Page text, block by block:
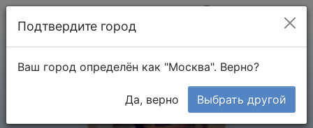
Подтвердите город
Ваш город определён как "Москва". Верно?
Да, верно Выбрать другой